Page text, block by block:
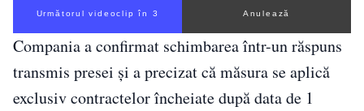
Următorul videoclip în 2 Anulează
Compania a confirmat schimbarea într-un răspuns
transmis presei și a precizat că măsura se aplică
exclusiv contractelor încheiate după data de 1